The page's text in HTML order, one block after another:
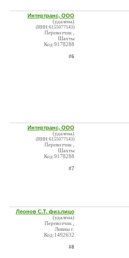
Интертранс, ООО
(удалена)
(ИНН:6155077543)
Перевозчик ,
Шахты
Код:9178288
#6
Интертранс, ООО
(удалена)
(ИНН:6155077543)
Перевозчик ,
Шахты
Код:9178288
#7
Леонов С.Т. физ.лицо
(удалена)
Перевозчик ,
Ливны г.
Код:1492632
#8